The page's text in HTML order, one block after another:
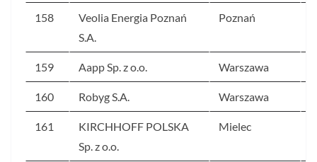
158
Veolia Energia Poznań
S.A.
Poznań
159 Aapp Sp. z o.o. Warszawa
160 Robyg S.A. Warszawa
161
KIRCHHOFF POLSKA
Sp. z o.o.
Mielec